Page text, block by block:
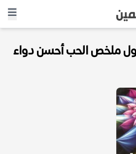
ملخص الحب أحسن دواء